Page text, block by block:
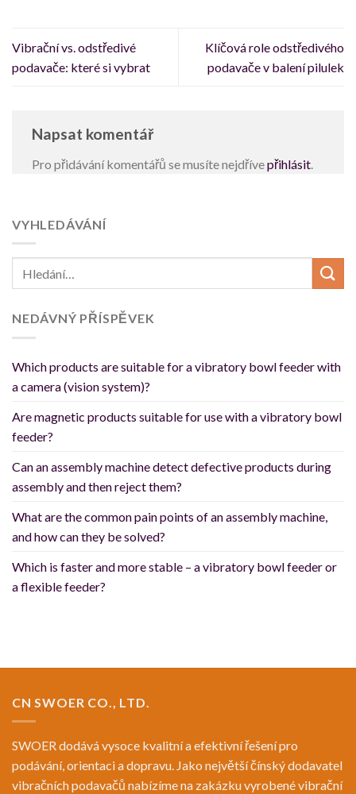
Vibrační vs. odstředivé
podavače: které si vybrat
Klíčová role odstředivého
podavače v balení pilulek
Napsat komentář
Pro přidávání komentářů se musíte nejdřívepřihlásit
VYHLEDÁVÁNÍ
NEDÁVNÝ PŘÍSPĚVEK
Which products are suitable for a vibratory bowl feeder with
a camera (vision system)?
Are magnetic products suitable for use with a vibratory bowl
feeder?
Can an assembly machine detect defective products during
assembly and then reject them?
What are the common pain points of an assembly machine,
and how can they be solved?
Which is faster and more stable – a vibratory bowl feeder or
a flexible feeder?
CN SWOER CO., LTD.
SWOER dodává vysoce kvalitní a efektivní řešení pro
podávání, orientaci a dopravu. Jako největší čínský dodavatel
vibračních podavačů nabízíme na zakázku vyrobené vibrační